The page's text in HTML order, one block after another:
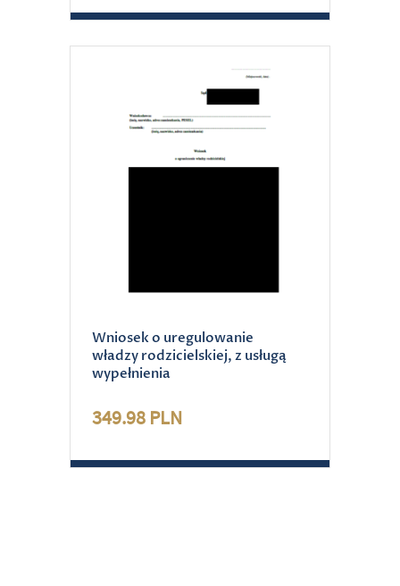
Wniosek o uregulowanie
władzy rodzicielskiej, z usługą
wypełnienia
349.98 PLN